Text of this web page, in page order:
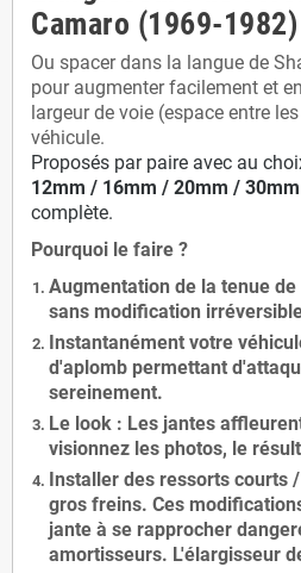
Camaro (1969-1982)
Ou spacer dans la langue de
pour augmenter facilement et
largeur de voie (espace entre
véhicule.
Proposés par paire avec au
12mm / 16mm / 20mm / 30mm
complète.
Pourquoi le faire ?
Augmentation de la tenue
sans modification
Instantanément votre
d'aplomb permettant
sereinement.
Le look : Les jantes
visionnez les photos, le
Installer des ressorts courts
gros freins. Ces
jante à se rapprocher
amortisseurs. L'élargisseur